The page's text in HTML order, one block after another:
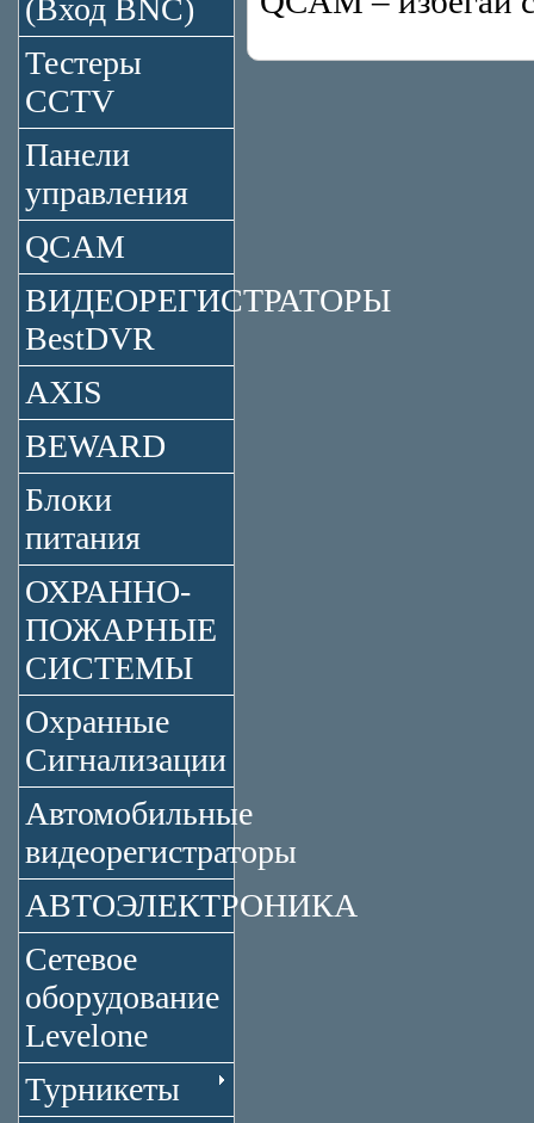
(Вход BNC)
Тестеры
CCTV
Панели
управления
QCAM
ВИДЕОРЕГИСТРАТОРЫ
BestDVR
AXIS
BEWARD
Блоки
питания
ОХРАННО-
ПОЖАРНЫЕ
СИСТЕМЫ
Охранные
Сигнализации
Автомобильные
видеорегистраторы
АВТОЭЛЕКТРОНИКА
Сетевое
оборудование
Levelone
Турникеты